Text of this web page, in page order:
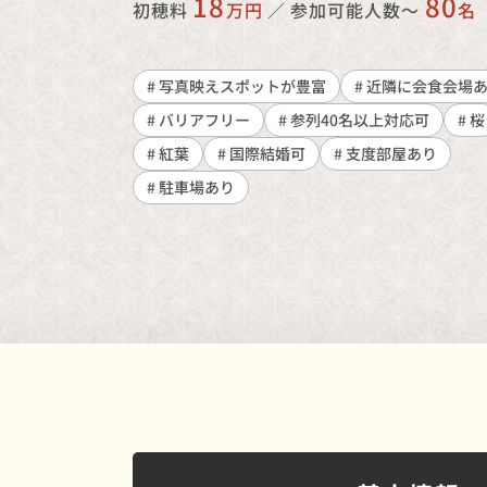
初穂料 万円 ／ 参加可能人数〜 名
# 写真映えスポットが豊富
# 近隣に会食会場
# バリアフリー
# 参列40名以上対応可
# 桜
# 紅葉
# 国際結婚可
# 支度部屋あり
# 駐車場あり